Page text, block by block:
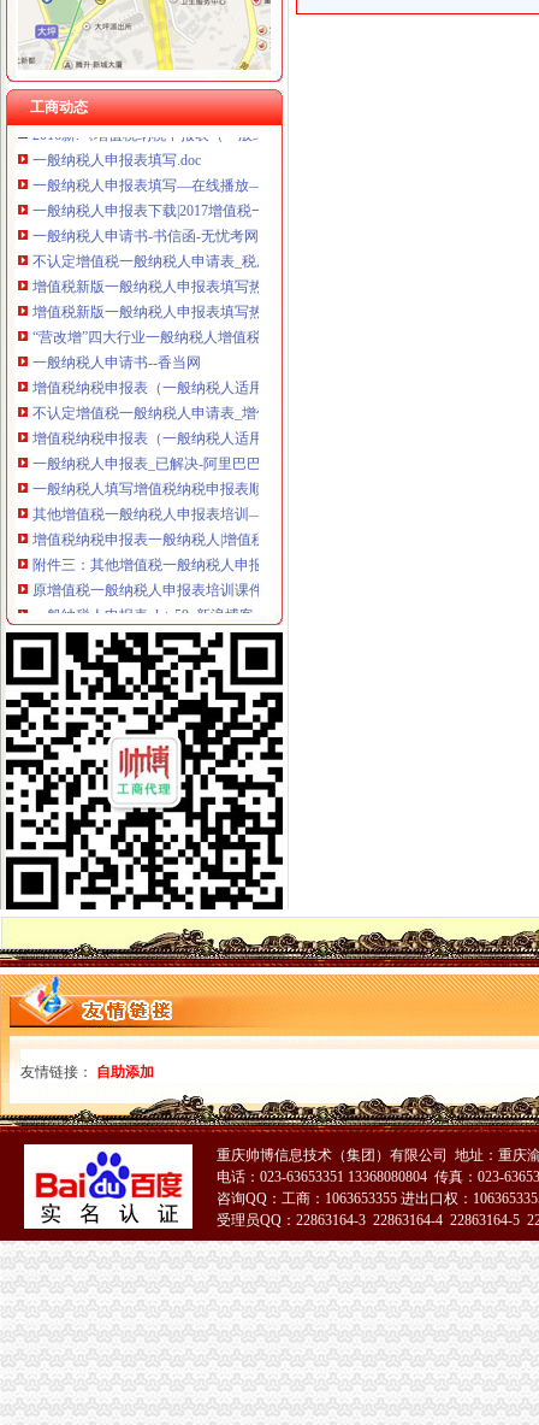
工商动态
增值税一般纳税人申请书怎么写？_百度知道
6月申报期来了,新旧增值税一般纳税人填报关键点要知道！_搜狐其它
一般纳税人申报表及附表.xls
增值税一般纳税人申报表填写说明
2016新.《增值税纳税申报表（一般纳税人适用）》及其附列资料填
一般纳税人申报表填写.doc
一般纳税人申报表填写—在线播放—优酷网,高清在线观看
一般纳税人申报表下载|2017增值税一般纳税人申报表新版_附表四+
一般纳税人申请书-书信函-无忧考网
不认定增值税一般纳税人申请表_税屋网——第一时间递财税政策
增值税新版一般纳税人申报表填写热点问题-搜狐滚动
增值税新版一般纳税人申报表填写热点问题-搜狐滚动
“营改增”四大行业一般纳税人增值税申报表样表
一般纳税人申请书--香当网
增值税纳税申报表（一般纳税人适用）
不认定增值税一般纳税人申请表_增值税_一般纳税人_申请表_认定_图
增值税纳税申报表（一般纳税人适用）及附列资料
一般纳税人申报表_已解决-阿里巴巴生意经
一般纳税人填写增值税纳税申报表顺序_搜狐时尚_搜狐网
其他增值税一般纳税人申报表培训—在线播放—优酷网,高清在线
增值税纳税申报表一般纳税人|增值税纳税申报表下载__飞翔下载
附件三：其他增值税一般纳税人申报表培训-原创-搜狐
原增值税一般纳税人申报表培训课件
一般纳税人申报表_late59_新浪博客
《一般纳税人申请书》100篇第一文库网
增值税纳税申报表一般纳税人填表说明|增值税纳税申报表一般纳税人
不认定增值税一般纳税人申请表
2016一般纳税人申请书
原增值税一般纳税人申报表培训课件
一般纳税人申请书,一般纳税人申请报告-深圳王平安律师文集
增值税一般纳税人申报表及相关表样（2012年修订附表一）-海南省国
一般纳税人申请书-会计实务-中国会计社区
一般纳税人新申报表填写说明
一般纳税人申报表附表一_文档下载
增值税一般纳税人申报表附表三、附表四电子导入模板
一般纳税人申请书的相关文章
增值税一般纳税人申报表附表二申报数据未提取过来如何处理？
一般纳税人申报表填表说明（试点纳税人适用）|广东省国家税务局
增值税申报表怎么填一般纳税人增值税申报表_土豆
增值税一般纳税人申报
一般纳税人申请书怎么样写_已解决-阿里巴巴生意经
其他增值税一般纳税人申报表培训-原创-搜狐
一般纳税人申请书(范本)_广佛会计交流群组_新浪博客
2016增值税一般纳税人纳税申报表_工商税务_中顾律网
小规模转一般纳税人申报表如何衔接_上海包听|E都市
一般纳税人申报表
我想请问下填一般纳税人增值税申报表附表二时,什么时候填待扣_
增值税一般纳税人申报
一般纳税人申报表填写及关键点说明
2016新《增值税纳税申报表（一般纳税人适用）》及其附列资料
2016年营改增后一般纳税人申报表（样表）
一般纳税人申请书
增值税新版一般纳税人申报表填写热点问题_中华会计网校_税务网校
增值税一般纳税人申请书怎么写？_百度知道
6月申报期来了,新旧增值税一般纳税人填报关键点要知道！_搜狐其它
一般纳税人申报表及附表.xls
友情链接： 自助添加
重庆帅博信息技术（集团）有限公司 地址：重庆
电话：023-63653351 13368080804 传真：023-
咨询QQ：工商：1063653355 进出口权：
受理员QQ：22863164-3 22863164-4 22863164-5